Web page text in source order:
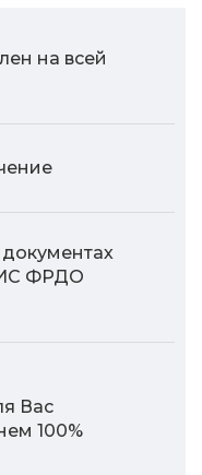
на всей
ФРДО
Вас
100%